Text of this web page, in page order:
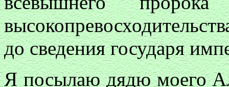
до сведения государя
Я посылаю дядю моего